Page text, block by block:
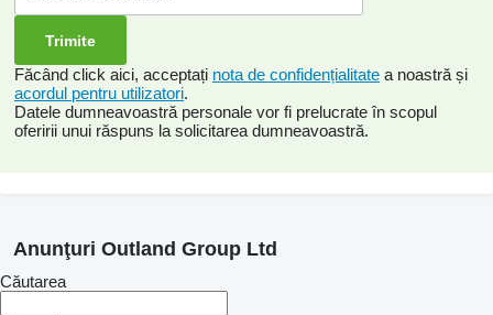
Făcând click aici, acceptați nota de confidențialitate a noastră și
acordul pentru utilizatori.
Datele dumneavoastră personale vor fi prelucrate în scopul
oferirii unui răspuns la solicitarea dumneavoastră.
Anunţuri Outland Group Ltd
Căutarea